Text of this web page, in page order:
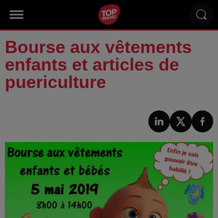
Bourse aux vêtements
enfants et articles de
puericulture